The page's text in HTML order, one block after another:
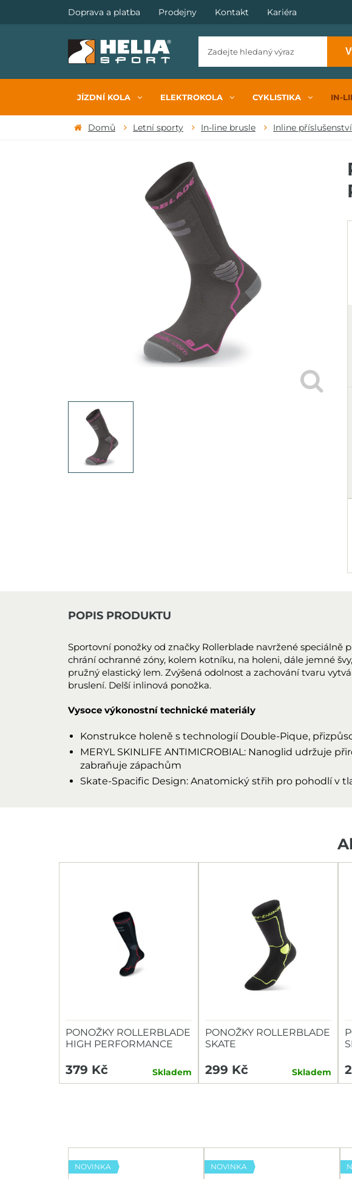
Doprava a platba Prodejny Kontakt Kariéra
JÍZDNÍ KOLA ELEKTROKOLA CYKLISTIKA IN-
Domů Letní sporty In-line brusle Inline příslušenství
POPIS PRODUKTU
Sportovní ponožky od značky Rollerblade navržené speciálně
chrání ochranné zóny, kolem kotníku, na holeni, dále jemné
pružný elastický lem. Zvýšená odolnost a zachování tvaru
bruslení. Delší inlinová ponožka.
Vysoce výkonostní technické materiály
Konstrukce holeně s technologií Double-Pique,
MERYL SKINLIFE ANTIMICROBIAL: Nanoglid udržuje
zabraňuje zápachům
Skate-Spacific Design: Anatomický střih pro pohodlí v
PONOŽKY ROLLERBLADE
HIGH PERFORMANCE
379 Kč Skladem
PONOŽKY ROLLERBLADE
SKATE
299 Kč Skladem
NOVINKA NOVINKA